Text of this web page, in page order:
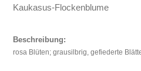
Kaukasus-Flockenblume
Beschreibung:
rosa Blüten; grausilbrig, gefiederte